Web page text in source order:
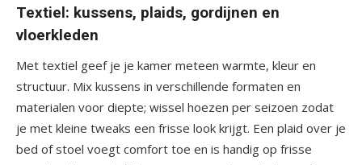
Textiel: kussens, plaids, gordijnen en
vloerkleden
Met textiel geef je je kamer meteen warmte, kleur en
structuur. Mix kussens in verschillende formaten en
materialen voor diepte; wissel hoezen per seizoen zodat
je met kleine tweaks een frisse look krijgt. Een plaid over je
bed of stoel voegt comfort toe en is handig op frisse